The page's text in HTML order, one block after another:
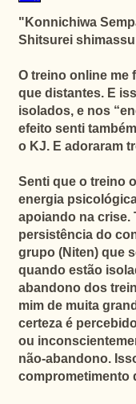
" Konnichiwa
Shitsurei shimassu
O treino online me
que distantes. E
isolados, e nos
efeito senti
o KJ. E adoraram
Senti que o treino
energia
apoiando na crise.
persistência do
grupo (Niten) que
quando estão
abandono dos
mim de muita
certeza é
ou
não-abandono.
comprometimento